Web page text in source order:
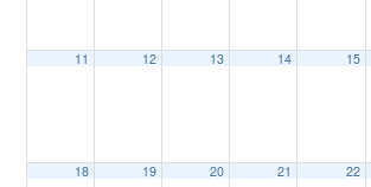
11 12 13 14 15
18 19 20 21 22